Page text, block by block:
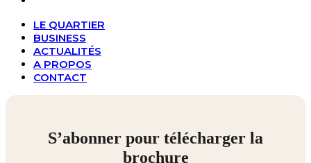
LE QUARTIER
BUSINESS
ACTUALITÉS
A PROPOS
CONTACT
S’abonner pour télécharger la
brochure